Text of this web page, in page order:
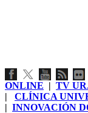
ONLINE | TV
| CLÍNICA
| INNOVACIÓN